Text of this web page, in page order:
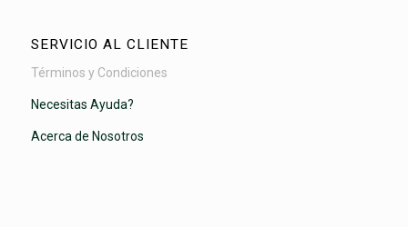
SERVICIO AL CLIENTE
Términos y Condiciones
Necesitas Ayuda?
Acerca de Nosotros